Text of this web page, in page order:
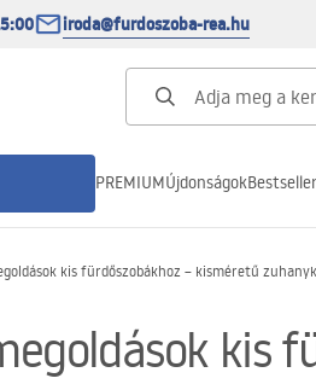
iroda@furdoszoba-rea.hu
PREMIUMÚjdonságokBestseller
kis fürdőszobákhoz – kisméretű
kis